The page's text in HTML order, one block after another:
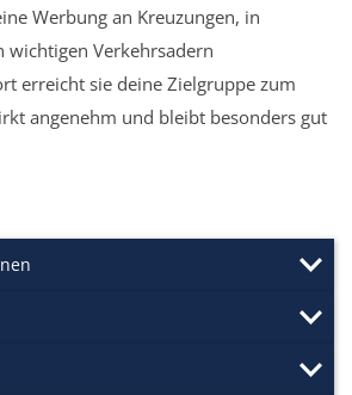
Werbung an Kreuzungen, in
wichtigen Verkehrsadern
erreicht sie deine Zielgruppe zum
angenehm und bleibt besonders gut